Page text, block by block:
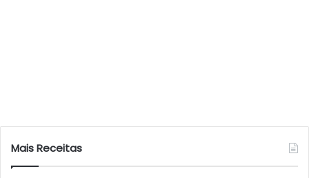
Mais Receitas